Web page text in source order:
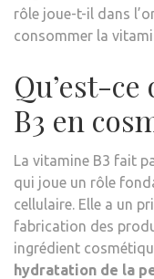
rôle joue-t-il dans
consommer la
Qu’est-
B3 en
La vitamine B3 fait
qui joue un rôle
cellulaire. Elle a un
fabrication des
ingrédient
hydratation de la